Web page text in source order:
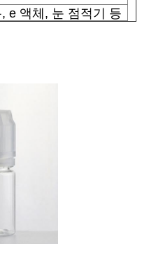
e 액체, 눈 점적기 등